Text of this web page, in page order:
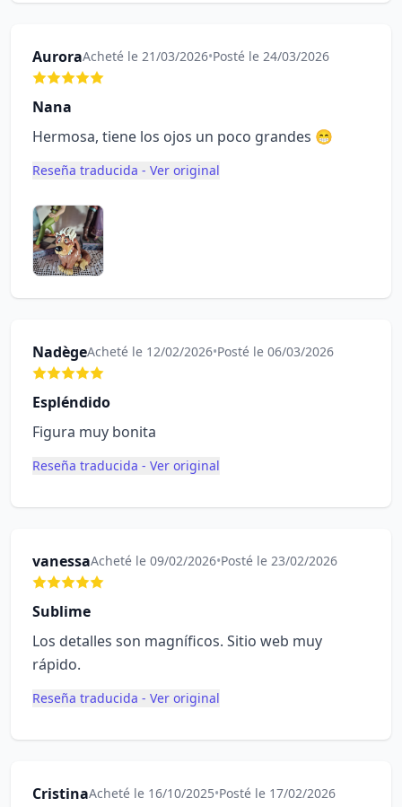
AuroraAcheté le 21/03/2026•Posté le 24/03/2026
Nana
Hermosa, tiene los ojos un poco grandes 😁
Reseña traducida - Ver original
NadègeAcheté le 12/02/2026•Posté le 06/03/2026
Espléndido
Figura muy bonita
Reseña traducida - Ver original
vanessaAcheté le 09/02/2026•Posté le 23/02/2026
Sublime
Los detalles son magníficos. Sitio web muy
rápido.
Reseña traducida - Ver original
CristinaAcheté le 16/10/2025•Posté le 17/02/2026